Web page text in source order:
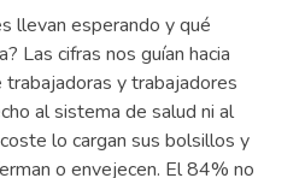
llevan esperando y qué
Las cifras nos guían hacia
y trabajadores
al sistema de salud ni al
lo cargan sus bolsillos y
o envejecen. El 84% no